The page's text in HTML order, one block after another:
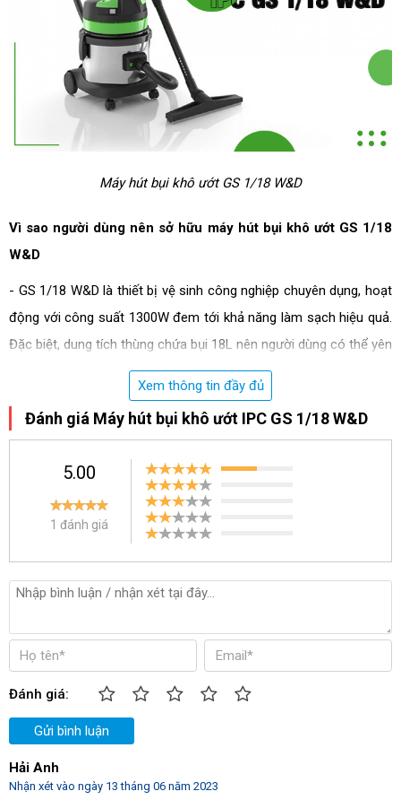
Máy hút bụi khô ướt GS 1/18 W&D
Vì sao người dùng nên sở hữu máy hút bụi khô ướt GS 1/18
W&D
- GS 1/18 W&D là thiết bị vệ sinh công nghiệp chuyên dụng, hoạt
động với công suất 1300W đem tới khả năng làm sạch hiệu quả.
Đặc biệt, dung tích thùng chứa bụi 18L nên người dùng có thể yên
tâm sử dụng máy trong nhiều giờ mà không cần dừng lại để đổ
bụi bẩn. Do đó, sản phẩm này thích hợp để sử dụng trong văn
phòng công ty, trung tâm thương mại, siêu thị, nhà ga hay bệnh
- Với thiết kế gọn nhẹ cùng hệ thống bánh xe linh hoạt nên người
dùng dễ dàng thao tác di chuyển máy dễ dàng tới nhiều vị trí làm
sạch khác nhau trong quá trình vận hành.
Xem thông tin đầy đủ
Đánh giá Máy hút bụi khô ướt IPC GS 1/18 W&D
5.00
1 đánh giá
Đánh giá:
Gửi bình luận
Hải Anh
Nhận xét vào ngày 13 tháng 06 năm 2023